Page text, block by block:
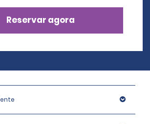
Reservar agora